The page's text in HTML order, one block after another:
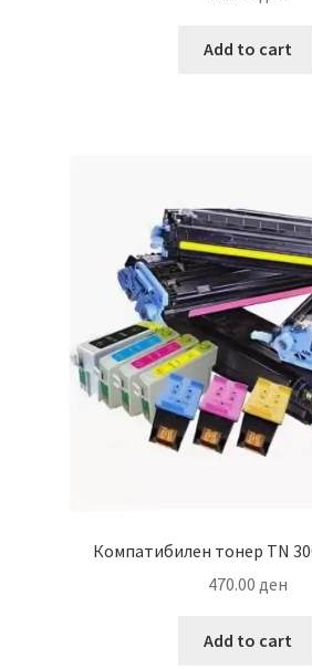
Add to cart
Компатибилен тонер TN
470.00 ден
Add to cart